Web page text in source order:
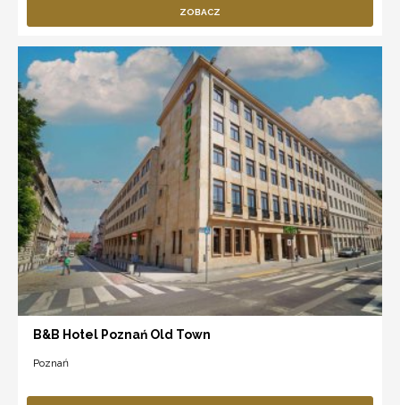
ZOBACZ
B&B Hotel Poznań Old Town
Poznań